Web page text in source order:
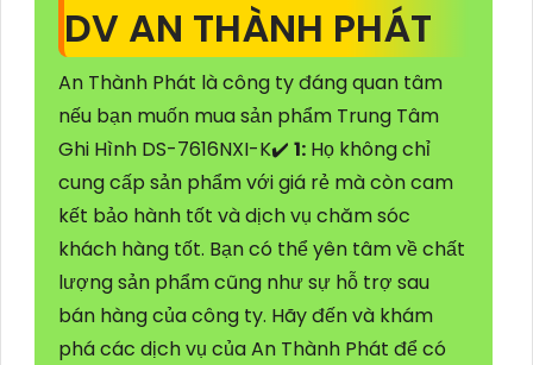
DV AN THÀNH PHÁT
An Thành Phát là công ty đáng quan tâm
nếu bạn muốn mua sản phẩm Trung Tâm
Ghi Hình DS-7616NXI-K✔️ 1: Họ không chỉ
cung cấp sản phẩm với giá rẻ mà còn cam
kết bảo hành tốt và dịch vụ chăm sóc
khách hàng tốt. Bạn có thể yên tâm về chất
lượng sản phẩm cũng như sự hỗ trợ sau
bán hàng của công ty. Hãy đến và khám
phá các dịch vụ của An Thành Phát để có